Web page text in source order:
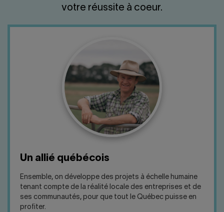
votre réussite à coeur.
Un allié québécois
Ensemble, on développe des projets à échelle humaine
tenant compte de la réalité locale des entreprises et de
ses communautés, pour que tout le Québec puisse en
profiter.